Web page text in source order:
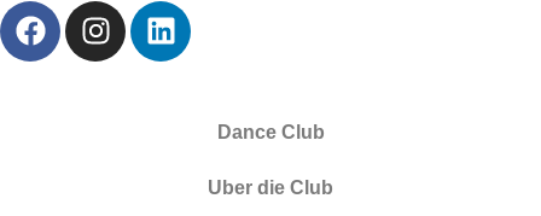
Dance Club
Uber die Club